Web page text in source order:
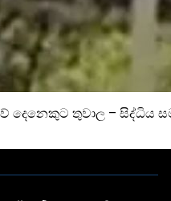
තුවාල – සිද්ධිය